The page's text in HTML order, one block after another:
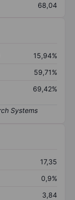
68,04
15,94%
59,71%
69,42%
17,35
0,9%
3,84